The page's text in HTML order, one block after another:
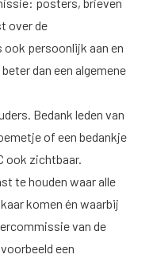
over de
persoonlijk aan en
dan een algemene
Bedank leden van
of een bedankje
ook zichtbaar.
te houden waar alle
komen én waarbij
van de
een